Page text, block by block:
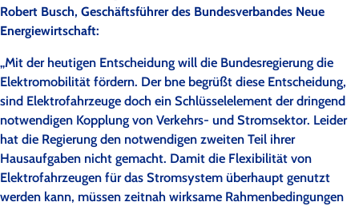
Robert Busch, Geschäftsführer des Bundesverbandes Neue
Energiewirtschaft:
„Mit der heutigen Entscheidung will die Bundesregierung die
Elektromobilität fördern. Der bne begrüßt diese Entscheidung,
sind Elektrofahrzeuge doch ein Schlüsselelement der dringend
notwendigen Kopplung von Verkehrs- und Stromsektor. Leider
hat die Regierung den notwendigen zweiten Teil ihrer
Hausaufgaben nicht gemacht. Damit die Flexibilität von
Elektrofahrzeugen für das Stromsystem überhaupt genutzt
werden kann, müssen zeitnah wirksame Rahmenbedingungen